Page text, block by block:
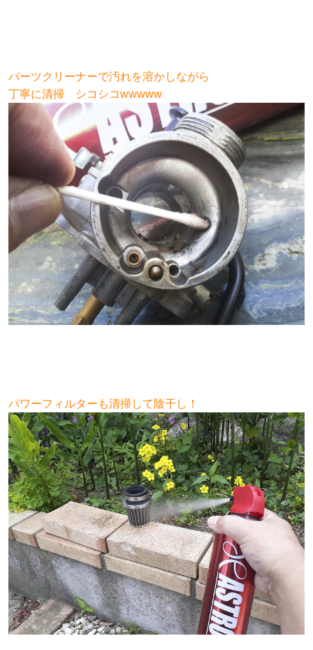
パーツクリーナーで汚れを溶かしながら
丁寧に清掃 シコシコwwwww
パワーフィルターも清掃して陰干し！